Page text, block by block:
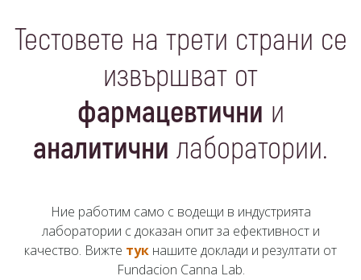
Тестовете на трети страни се
извършват от
фармацевтични и
аналитични лаборатории.
Ние работим само с водещи в индустрията
лаборатории с доказан опит за ефективност и
качество. Вижте тук нашите доклади и резултати от
Fundacion Canna Lab.